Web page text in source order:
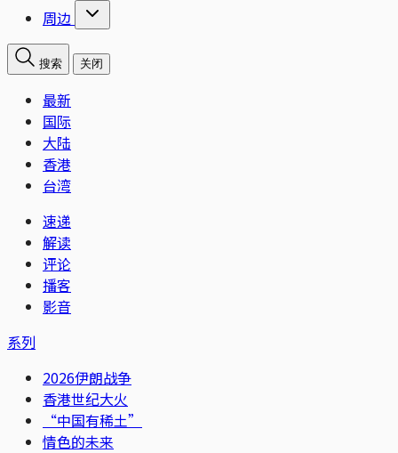
周边
搜索 关闭
最新
国际
大陆
香港
台湾
速递
解读
评论
播客
影音
系列
2026伊朗战争
香港世纪大火
“中国有稀土”
情色的未来